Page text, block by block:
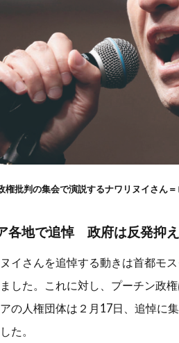
権批判の集会で演説するナワリヌイさん
各地で追悼 政府は反発抑
イさんを追悼する動きは首都モ
した。これに対し、プーチン政
の人権団体は２月17日、追悼に
た。